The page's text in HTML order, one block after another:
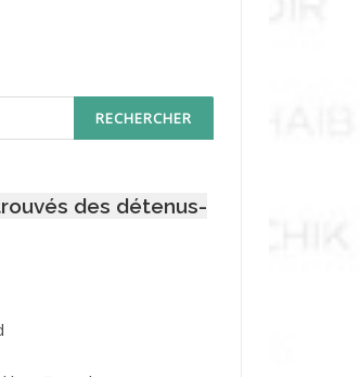
des détenus-